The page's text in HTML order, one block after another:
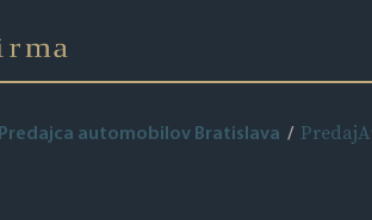
Predajca automobilov Bratislava